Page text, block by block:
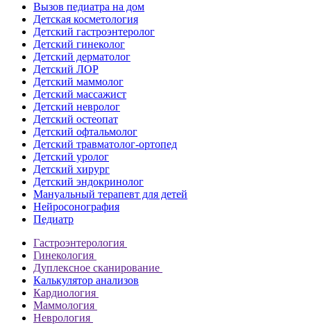
Вызов педиатра на дом
Детская косметология
Детский гастроэнтеролог
Детский гинеколог
Детский дерматолог
Детский ЛОР
Детский маммолог
Детский массажист
Детский невролог
Детский остеопат
Детский офтальмолог
Детский травматолог-ортопед
Детский уролог
Детский хирург
Детский эндокринолог
Мануальный терапевт для детей
Нейросонография
Педиатр
Гастроэнтерология
Гинекология
Дуплексное сканирование
Калькулятор анализов
Кардиология
Маммология
Неврология